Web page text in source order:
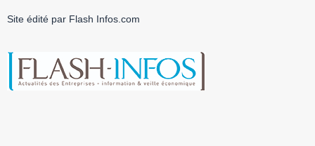
Site édité par Flash Infos.com